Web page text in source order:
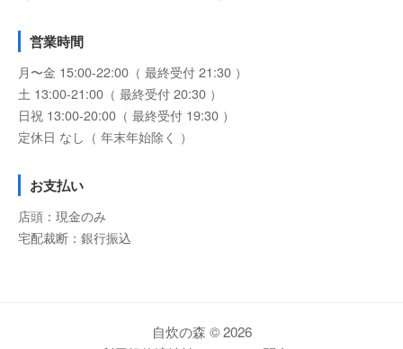
営業時間
月〜金 15:00-22:00（ 最終受付 21:30 ）
土 13:00-21:00（ 最終受付 20:30 ）
日祝 13:00-20:00（ 最終受付 19:30 ）
定休日 なし（ 年末年始除く ）
お支払い
店頭：現金のみ
宅配裁断：銀行振込
自炊の森 © 2026